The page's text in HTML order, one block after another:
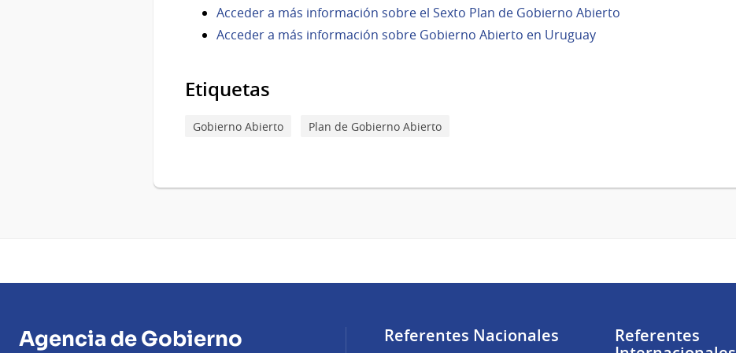
Acceder a más información sobre el Sexto Plan de Gobierno Abierto
Acceder a más información sobre Gobierno Abierto en Uruguay
Etiquetas
Gobierno Abierto Plan de Gobierno Abierto
Agencia de Gobierno
Referentes Nacionales
Referentes